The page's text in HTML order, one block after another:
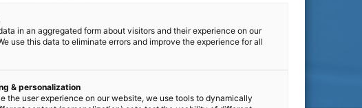
in an aggregated form about visitors and their experience on our
use this data to eliminate errors and improve the experience for all
& personalization
the user experience on our website, we use tools to dynamically